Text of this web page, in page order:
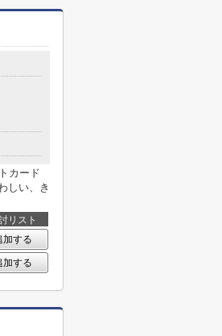
カード
しい、き
リスト
加する
加する